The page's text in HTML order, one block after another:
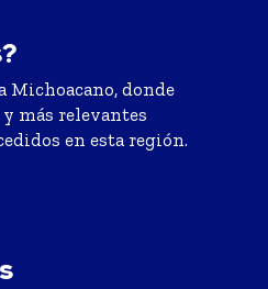
Michoacano, donde
más relevantes
en esta región.